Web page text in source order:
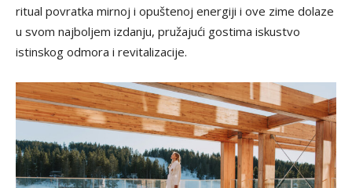
ritual povratka mirnoj i opuštenoj energiji i ove zime dolaze
u svom najboljem izdanju, pružajući gostima iskustvo
istinskog odmora i revitalizacije.